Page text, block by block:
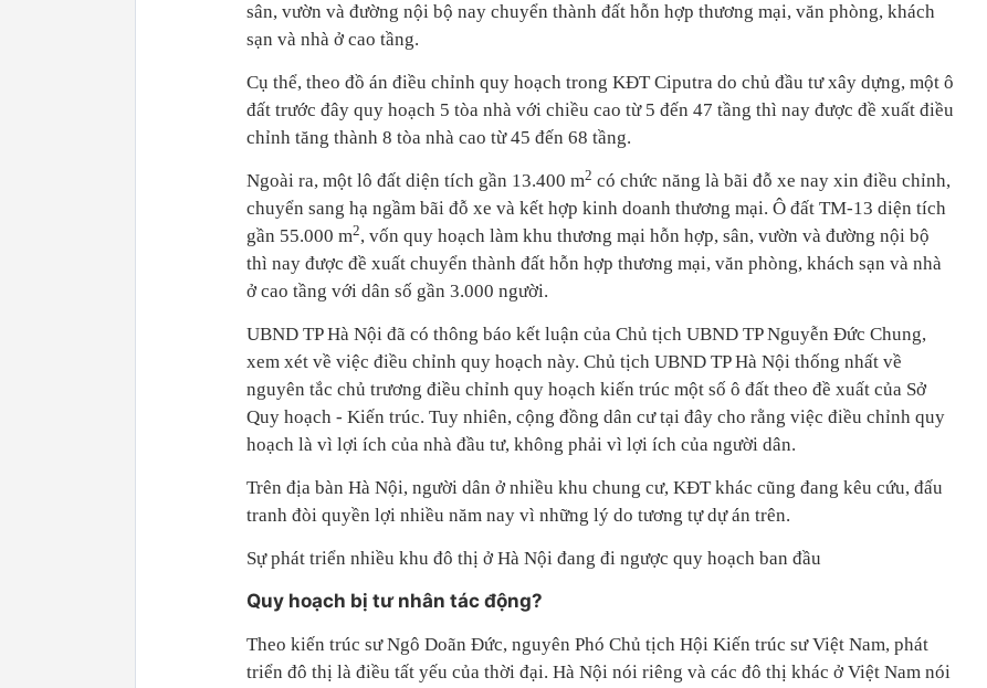
sân, vườn và đường nội bộ nay chuyển thành đất hỗn hợp thương mại, văn phòng, khách
sạn và nhà ở cao tầng.
Cụ thể, theo đồ án điều chỉnh quy hoạch trong KĐT Ciputra do chủ đầu tư xây dựng, một ô
đất trước đây quy hoạch 5 tòa nhà với chiều cao từ 5 đến 47 tầng thì nay được đề xuất điều
chỉnh tăng thành 8 tòa nhà cao từ 45 đến 68 tầng.
Ngoài ra, một lô đất diện tích gần 13.400 m2 có chức năng là bãi đỗ xe nay xin điều chỉnh,
chuyển sang hạ ngầm bãi đỗ xe và kết hợp kinh doanh thương mại. Ô đất TM-13 diện tích
gần 55.000 m2, vốn quy hoạch làm khu thương mại hỗn hợp, sân, vườn và đường nội bộ
thì nay được đề xuất chuyển thành đất hỗn hợp thương mại, văn phòng, khách sạn và nhà
ở cao tầng với dân số gần 3.000 người.
UBND TP Hà Nội đã có thông báo kết luận của Chủ tịch UBND TP Nguyễn Đức Chung,
xem xét về việc điều chỉnh quy hoạch này. Chủ tịch UBND TP Hà Nội thống nhất về
nguyên tắc chủ trương điều chỉnh quy hoạch kiến trúc một số ô đất theo đề xuất của Sở
Quy hoạch - Kiến trúc. Tuy nhiên, cộng đồng dân cư tại đây cho rằng việc điều chỉnh quy
hoạch là vì lợi ích của nhà đầu tư, không phải vì lợi ích của người dân.
Trên địa bàn Hà Nội, người dân ở nhiều khu chung cư, KĐT khác cũng đang kêu cứu, đấu
tranh đòi quyền lợi nhiều năm nay vì những lý do tương tự dự án trên.
Sự phát triển nhiều khu đô thị ở Hà Nội đang đi ngược quy hoạch ban đầu
Quy hoạch bị tư nhân tác động?
Theo kiến trúc sư Ngô Doãn Đức, nguyên Phó Chủ tịch Hội Kiến trúc sư Việt Nam, phát
triển đô thị là điều tất yếu của thời đại. Hà Nội nói riêng và các đô thị khác ở Việt Nam nói